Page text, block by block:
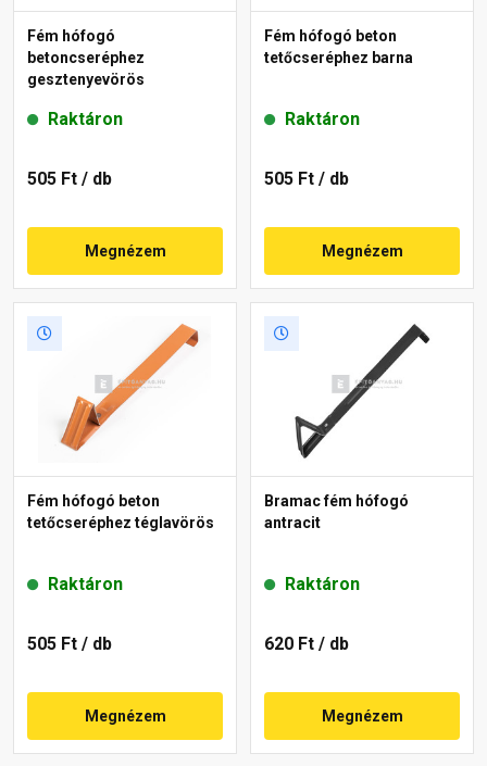
Fém hófogó
betoncseréphez
gesztenyevörös
Raktáron
505 Ft / db
Megnézem
Fém hófogó beton
tetőcseréphez barna
Raktáron
505 Ft / db
Megnézem
Fém hófogó beton
tetőcseréphez téglavörös
Raktáron
505 Ft / db
Megnézem
Bramac fém hófogó
antracit
Raktáron
620 Ft / db
Megnézem